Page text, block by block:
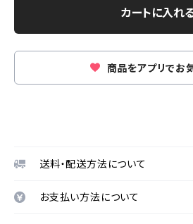
カートに入れ
商品をアプリでお
送料・配送方法について
お支払い方法について